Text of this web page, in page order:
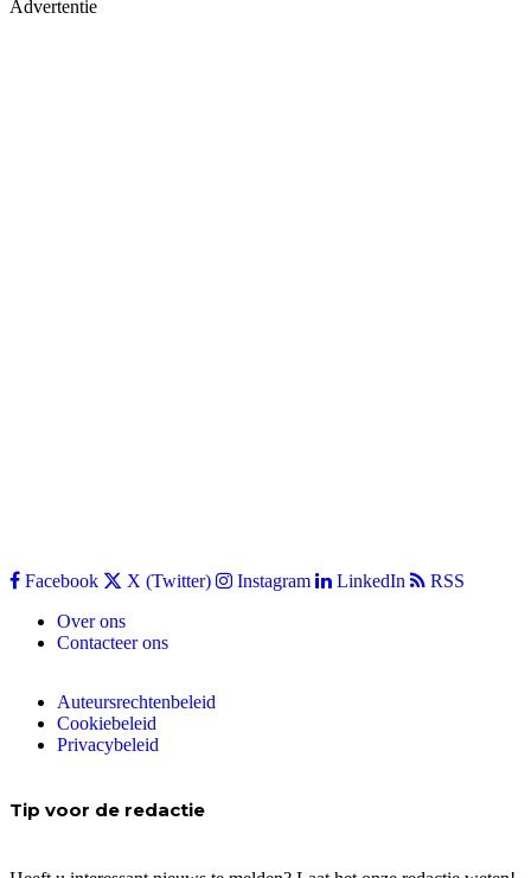
Advertentie
Facebook X (Twitter) Instagram LinkedIn
RSS
Over ons
Contacteer ons
Auteursrechtenbeleid
Cookiebeleid
Privacybeleid
Tip voor de redactie